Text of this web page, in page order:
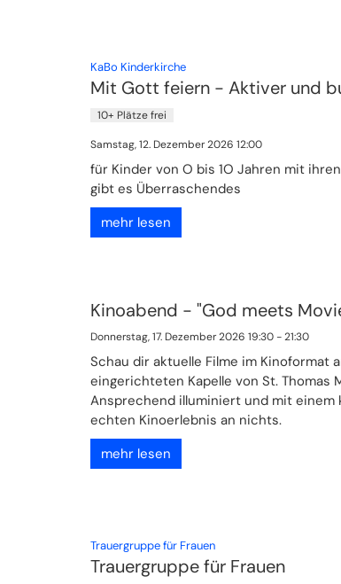
KaBo Kinderkirche:
Mit Gott feiern - Aktiver und
10+ Plätze frei
Samstag, 12. Dezember 2026 12:00
für Kinder von O bis 1O Jahren mit
gibt es Überraschendes
mehr lesen
Kinoabend - "God meets
Donnerstag, 17. Dezember 2026 19:30 - 21:30
Schau dir aktuelle Filme im Kinoformat
eingerichteten Kapelle von St. Thomas
Ansprechend illuminiert und mit einem
echten Kinoerlebnis an nichts.
mehr lesen
Trauergruppe für Frauen:
Trauergruppe für Frauen